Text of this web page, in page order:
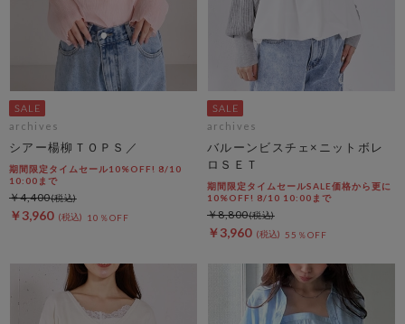
archives
シアー楊柳ＴＯＰＳ／
期間限定タイムセール10%OFF! 8/10
10:00まで
￥3,960 10％OFF
￥4,400
archives
バルーンビスチェ×ニットボレ
ロＳＥＴ
期間限定タイムセールSALE価格から更に
10%OFF! 8/10 10:00まで
￥3,960 55％OFF
￥8,800